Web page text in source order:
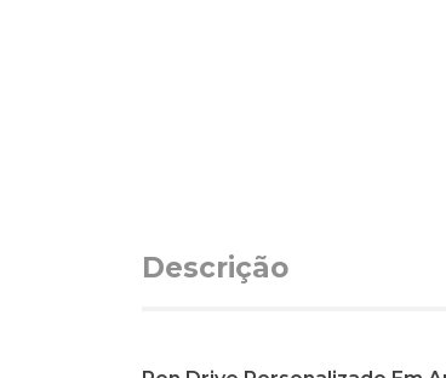
Descrição